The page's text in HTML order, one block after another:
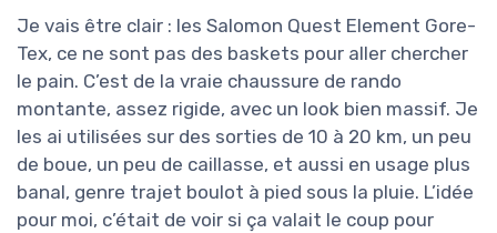
Je vais être clair : les Salomon Quest Element Gore-
Tex, ce ne sont pas des baskets pour aller chercher
le pain. C’est de la vraie chaussure de rando
montante, assez rigide, avec un look bien massif. Je
les ai utilisées sur des sorties de 10 à 20 km, un peu
de boue, un peu de caillasse, et aussi en usage plus
banal, genre trajet boulot à pied sous la pluie. L’idée
pour moi, c’était de voir si ça valait le coup pour